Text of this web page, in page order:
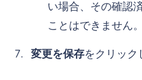
い場合、その確認
ことはできません。
変更を保存をクリック